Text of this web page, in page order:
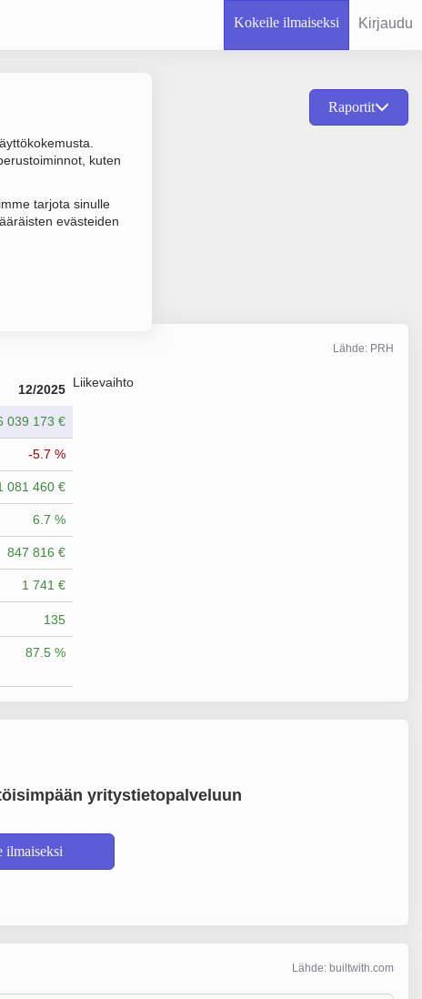
Kokeile ilmaiseksi Kirjaudu
kuten
tarjota sinulle
evästeiden
Raportit
Lähde: PRH
12/2025
039 173 €
-5.7 %
081 460 €
6.7 %
847 816 €
1 741 €
135
87.5 %
Liikevaihto
yritystietopalveluun
ilmaiseksi
Lähde: builtwith.com